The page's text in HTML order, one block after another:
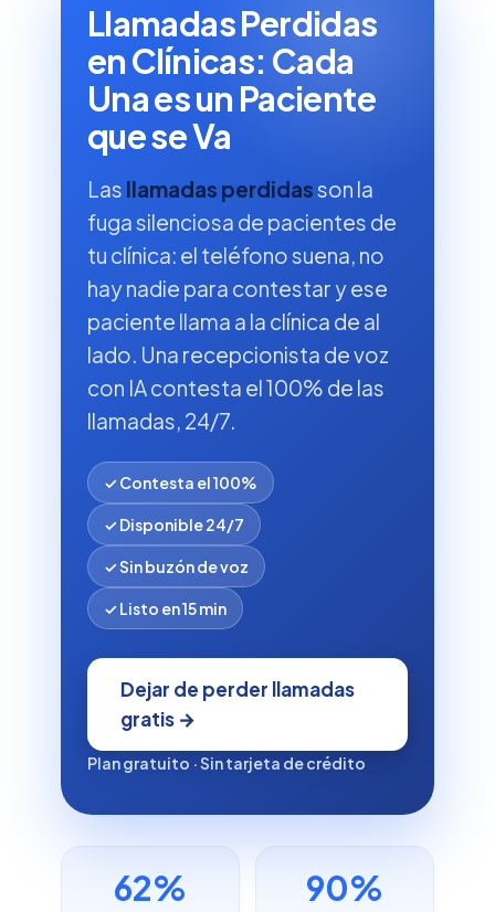
Llamadas Perdidas
en Clínicas: Cada
Una es un Paciente
que se Va
Las llamadas perdidasson la
fuga silenciosa de pacientes de
tu clínica: el teléfono suena, no
hay nadie para contestar y ese
paciente llama a la clínica de al
lado. Una recepcionista de voz
con IA contesta el 100% de las
llamadas, 24/7.
✓ Contesta el 100%
✓ Disponible 24/7
✓ Sin buzón de voz
✓ Listo en 15 min
Dejar de perder llamadas
gratis →
Plan gratuito · Sin tarjeta de crédito
62% 90%